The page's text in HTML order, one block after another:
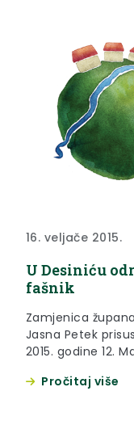
16. veljače 2015.
U Desiniću
fašnik
Zamjenica
Jasna Petek
2015. godine 12.
Pročitaj više